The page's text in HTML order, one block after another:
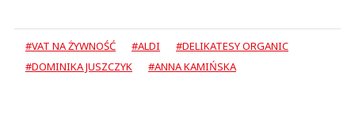
#VAT NA ŻYWNOŚĆ #ALDI
#DELIKATESY ORGANIC
#DOMINIKA JUSZCZYK
#ANNA KAMIŃSKA